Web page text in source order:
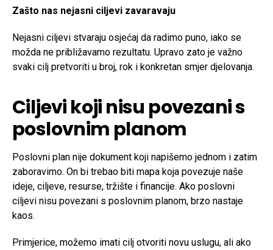
Zašto nas nejasni ciljevi zavaravaju
Nejasni ciljevi stvaraju osjećaj da radimo puno, iako se
možda ne približavamo rezultatu. Upravo zato je važno
svaki cilj pretvoriti u broj, rok i konkretan smjer djelovanja.
Ciljevi koji nisu povezani s
poslovnim planom
Poslovni plan nije dokument koji napišemo jednom i zatim
zaboravimo. On bi trebao biti mapa koja povezuje naše
ideje, ciljeve, resurse, tržište i financije. Ako poslovni
ciljevi nisu povezani s poslovnim planom, brzo nastaje
kaos.
Primjerice, možemo imati cilj otvoriti novu uslugu, ali ako